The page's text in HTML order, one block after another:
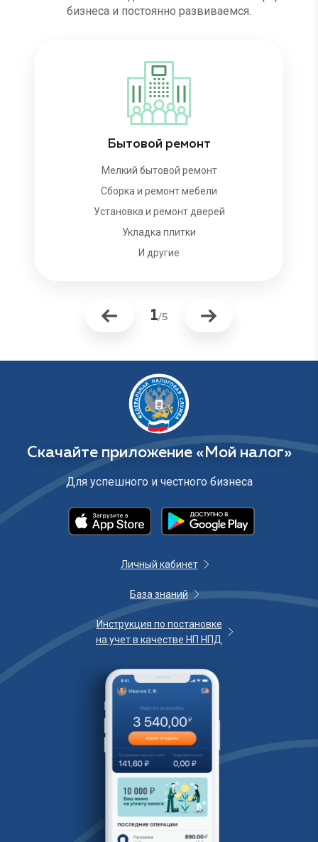
бизнеса и постоянно развиваемся.
Бытовой ремонт
Мелкий бытовой ремонт
Сборка и ремонт мебели
Установка и ремонт дверей
Укладка плитки
И другие
1/5
Скачайте приложение «Мой налог»
Для успешного и честного бизнеса
Личный кабинет
База знаний
Инструкция по постановке
на учет в качестве НП НПД